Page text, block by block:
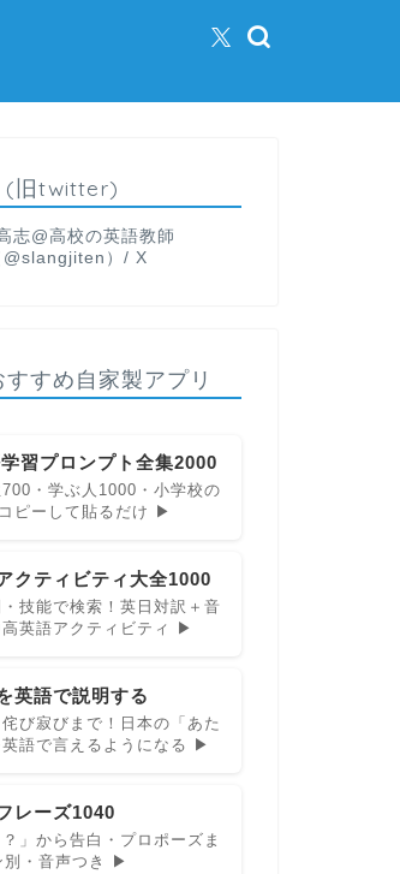
(旧twitter)
志@高校の英語教師
@slangjiten）/ X
すめ自家製アプリ
習プロンプト全集2000
・学ぶ人1000・小学校の
ピーして貼るだけ ▶
クティビティ大全1000
技能で検索！英日対訳＋音
英語アクティビティ ▶
英語で説明する
び寂びまで！日本の「あた
英語で言えるようになる ▶
レーズ1040
？」から告白・プロポーズま
別・音声つき ▶